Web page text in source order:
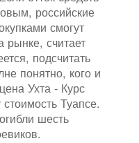
российские
смогут
рынке, считает
подсчитать
понятно, кого и
Ухта - Курс
Туапсе.
шесть